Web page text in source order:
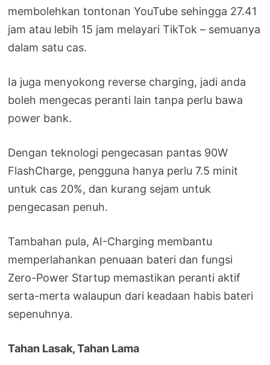
membolehkan tontonan YouTube sehingga 27.41
jam atau lebih 15 jam melayari TikTok – semuanya
dalam satu cas.
Ia juga menyokong reverse charging, jadi anda
boleh mengecas peranti lain tanpa perlu bawa
power bank.
Dengan teknologi pengecasan pantas 90W
FlashCharge, pengguna hanya perlu 7.5 minit
untuk cas 20%, dan kurang sejam untuk
pengecasan penuh.
Tambahan pula, AI-Charging membantu
memperlahankan penuaan bateri dan fungsi
Zero-Power Startup memastikan peranti aktif
serta-merta walaupun dari keadaan habis bateri
sepenuhnya.
Tahan Lasak, Tahan Lama